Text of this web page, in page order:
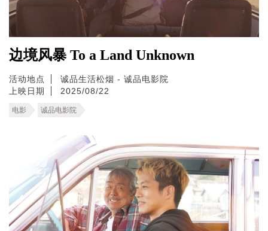
边境风暴 To a Land Unknown
活动地点
诚品生活松烟 - 诚品电影院
上映日期
2025/08/22
电影 诚品电影院